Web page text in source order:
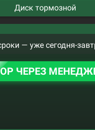
Диск тормозной
— уже сегодня-
ЧЕРЕЗ